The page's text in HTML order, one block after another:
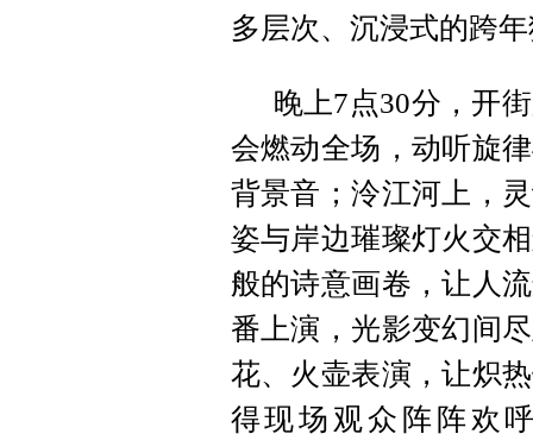
多层次、沉浸式的跨
晚上7点30分，开
会燃动全场，动听旋
背景音；泠江河上，
姿与岸边璀璨灯火交
般的诗意画卷，让人
番上演，光影变幻间
花、火壶表演，让炽
得现场观众阵阵欢